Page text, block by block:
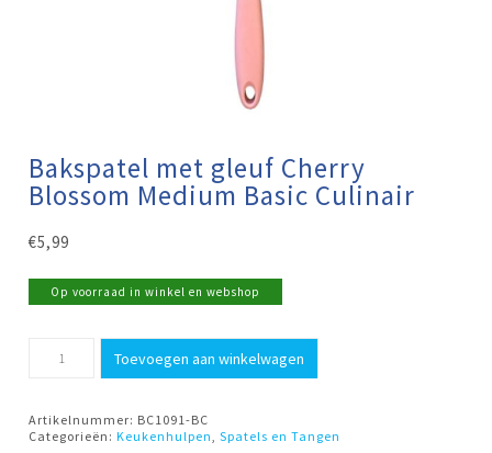
Bakspatel met gleuf Cherry
Blossom Medium Basic Culinair
€5,99
Op voorraad in winkel en webshop
Medium
Basic
Toevoegen aan winkelwagen
Artikelnummer: BC1091-BC
Categorieën:Keukenhulpen ,Spatels en Tangen